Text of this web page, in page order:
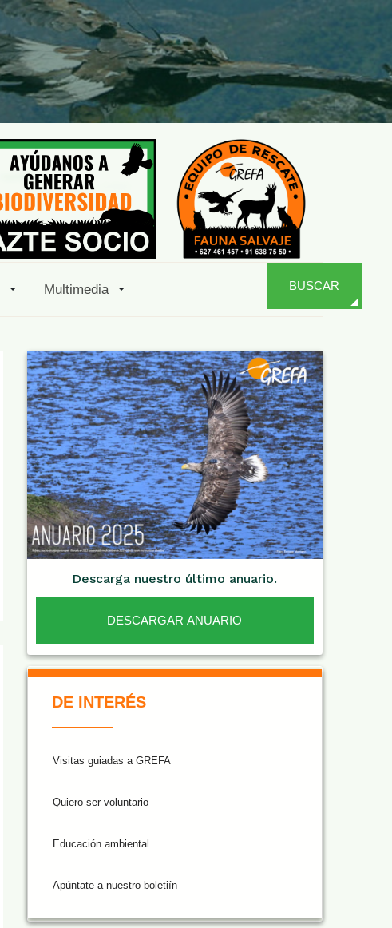
Multimedia BUSCAR
Descarga nuestro último anuario.
DESCARGAR ANUARIO
DE INTERÉS
Visitas guiadas a GREFA
Quiero ser voluntario
Educación ambiental
Apúntate a nuestro boletiín